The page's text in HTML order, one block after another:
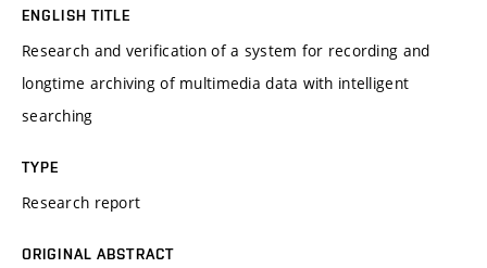
ENGLISH TITLE
Research and verification of a system for recording and
longtime archiving of multimedia data with intelligent
searching
TYPE
Research report
ORIGINAL ABSTRACT